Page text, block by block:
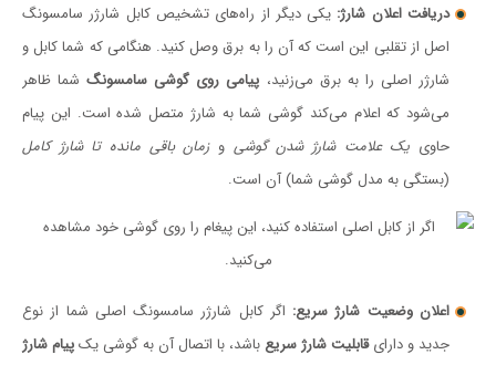
دریافت اعلان شارژ: یکی دیگر از راه‌های تشخیص کابل شارژر سامسونگ
اصل از تقلبی این است که آن را به برق وصل کنید. هنگامی که شما کابل و
شارژر اصلی را به برق می‌زنید، پیامی روی گوشی سامسونگشما ظاهر
می‌شود که اعلام می‌کند گوشی شما به شارژ متصل شده است. این پیام
حاوی یک علامت شارژ شدن گوشی و زمان باقی مانده تا شارژ کامل
(بستگی به مدل گوشی شما) آن است.
اعلان وضعیت شارژ سریع: اگر کابل شارژر سامسونگ اصلی شما از نوع
جدید و دارایقابلیت شارژ سریع باشد، با اتصال آن به گوشی یکپیام شارژ